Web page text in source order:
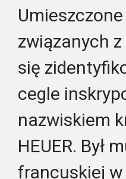
związanych
się
cegle
nazwiskiem
HEUER. Był
francuskiej